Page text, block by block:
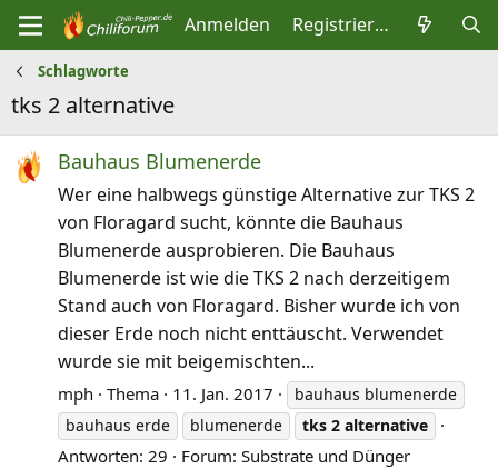
Anmelden Registrieren
Schlagworte
tks 2 alternative
Bauhaus Blumenerde
Wer eine halbwegs günstige Alternative zur TKS 2
von Floragard sucht, könnte die Bauhaus
Blumenerde ausprobieren. Die Bauhaus
Blumenerde ist wie die TKS 2 nach derzeitigem
Stand auch von Floragard. Bisher wurde ich von
dieser Erde noch nicht enttäuscht. Verwendet
wurde sie mit beigemischten...
mph Thema 11. Jan. 2017
bauhaus blumenerde
bauhaus erde
blumenerde tks 2 alternative
Antworten: 29 Forum: Substrate und Dünger